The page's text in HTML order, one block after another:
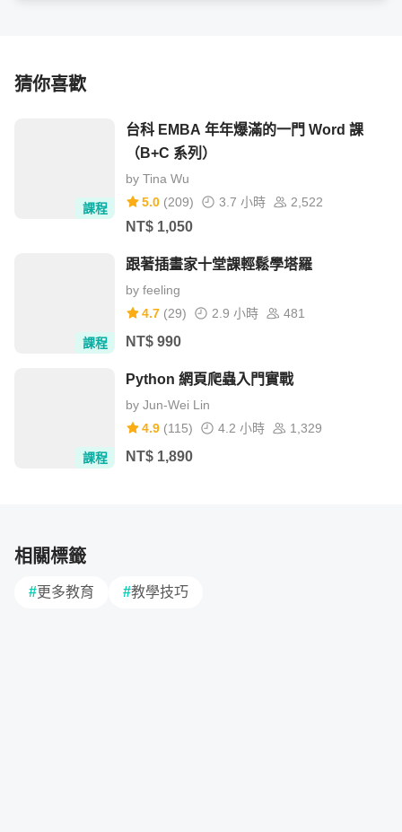
猜你喜歡
課程
台科 EMBA 年年爆滿的一門 Word 課
（B+C 系列）
by Tina Wu
5.0 (209) 3.7 小時 2,522
NT$ 1,050
課程
跟著插畫家十堂課輕鬆學塔羅
by feeling
4.7 (29) 2.9 小時 481
NT$ 990
課程
Python 網頁爬蟲入門實戰
by Jun-Wei Lin
4.9 (115) 4.2 小時 1,329
NT$ 1,890
相關標籤
#更多教育 #教學技巧